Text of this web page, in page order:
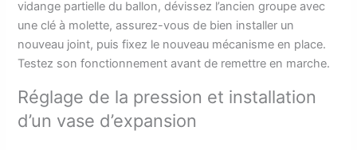
vidange partielle du ballon, dévissez l’ancien groupe avec
une clé à molette, assurez-vous de bien installer un
nouveau joint, puis fixez le nouveau mécanisme en place.
Testez son fonctionnement avant de remettre en marche.
Réglage de la pression et installation
d’un vase d’expansion